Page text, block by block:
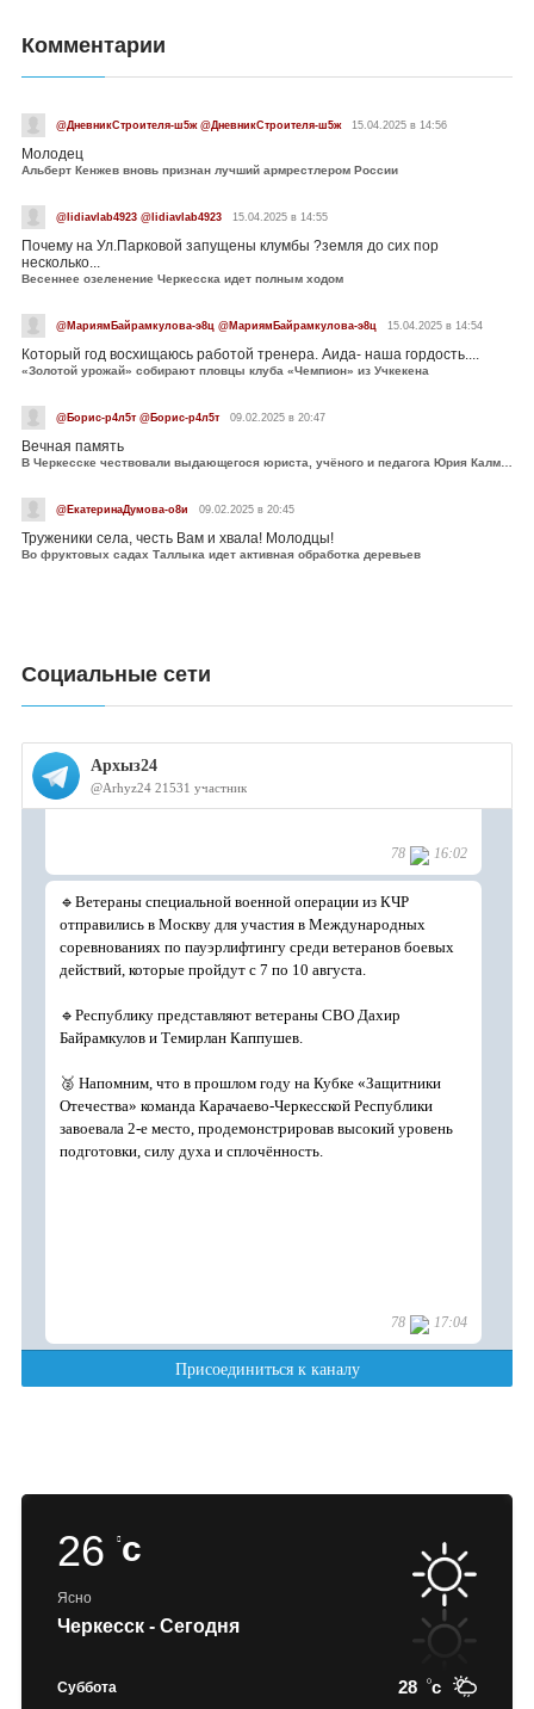
Комментарии
@ДневникСтроителя-ш5ж @ДневникСтроителя-ш5ж 15.04.2025 в 14:56
Молодец
Альберт Кенжев вновь признан лучший армрестлером России
@lidiavlab4923 @lidiavlab4923 15.04.2025 в 14:55
Почему на Ул.Парковой запущены клумбы ?земля до сих пор
несколько...
Весеннее озеленение Черкесска идет полным ходом
@МариямБайрамкулова-э8ц @МариямБайрамкулова-э8ц 15.04.2025 в 14:54
Который год восхищаюсь работой тренера. Аида- наша гордость....
«Золотой урожай» собирают пловцы клуба «Чемпион» из Учкекена
@Борис-р4л5т @Борис-р4л5т 09.02.2025 в 20:47
Вечная память
В Черкесске чествовали выдающегося юриста, учёного и педагога Юрия Калмыкова
@ЕкатеринаДумова-о8и 09.02.2025 в 20:45
Труженики села, честь Вам и хвала! Молодцы!
Во фруктовых садах Таллыка идет активная обработка деревьев
Социальные сети
26 c
Ясно
Черкесск - Сегодня
Суббота 28 c